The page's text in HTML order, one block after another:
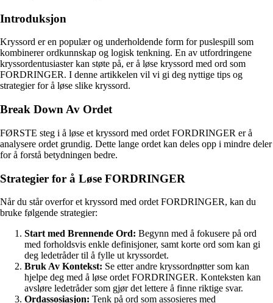
Introduksjon
Kryssord er en populær og underholdende form for puslespill som
kombinerer ordkunnskap og logisk tenkning. En av utfordringene
kryssordentusiaster kan støte på, er å løse kryssord med ord som
FORDRINGER. I denne artikkelen vil vi gi deg nyttige tips og
strategier for å løse slike kryssord.
Break Down Av Ordet
FØRSTE steg i å løse et kryssord med ordet FORDRINGER er å
analysere ordet grundig. Dette lange ordet kan deles opp i mindre deler
for å forstå betydningen bedre.
Strategier for å Løse FORDRINGER
Når du står overfor et kryssord med ordet FORDRINGER, kan du
bruke følgende strategier:
Start med Brennende Ord: Begynn med å fokusere på ord
med forholdsvis enkle definisjoner, samt korte ord som kan gi
deg ledetråder til å fylle ut kryssordet.
Bruk Av Kontekst: Se etter andre kryssordnøtter som kan
hjelpe deg med å løse ordet FORDRINGER. Konteksten kan
avsløre ledetråder som gjør det lettere å finne riktige svar.
Ordassosiasjon: Tenk på ord som assosieres med